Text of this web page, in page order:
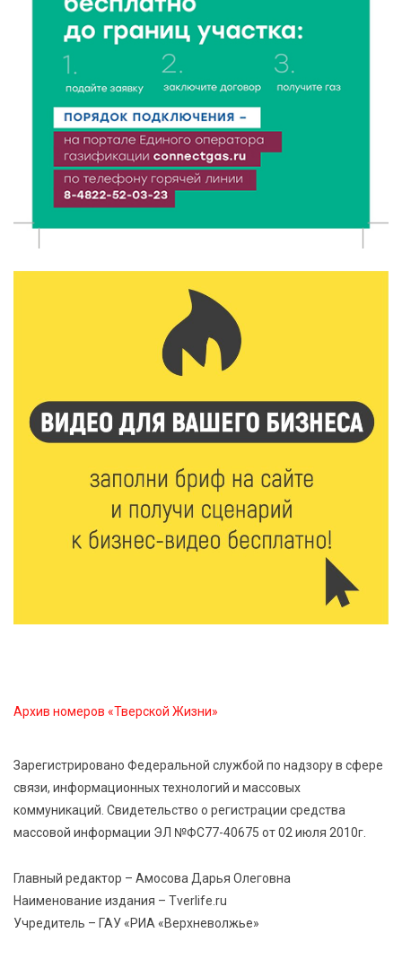
7 Авг 2026 17:02 210
Названы первые победители программы «Земский
работник культуры» в Тверской области
7 Авг 2026 16:32 368
Без прав и лицензий: итоги проверки таксистов в
Твери
7 Авг 2026 16:02 354
рассказ о жизни пчёл
182
Открыт набор на программу амбассадоров для
студентов российских вузов
7 Авг 2026 15:37 181
Жителям Тверской области напомнили об
опасности домашних заготовок
7 Авг 2026 15:32 188
Золотой век “Горьковки”: как А. М. Кузнецова
На Петербургском марафоне «Пушкин — Петербург»
появится новая беговая трасса для
профессиональных спортсменов
От звёздочек к чемпионам: в Твери отметили
заслуги тренеров и атлетов
Архив номеров «Тверской Жизни»
Зарегистрировано Федеральной службой по надзору в сфере
связи, информационных технологий и массовых
коммуникаций. Свидетельство о регистрации средства
массовой информации ЭЛ №ФС77-40675 от 02 июля 2010г.
Главный редактор – Амосова Дарья Олеговна
Наименование издания – Tverlife.ru
Учредитель – ГАУ «РИА «Верхневолжье»